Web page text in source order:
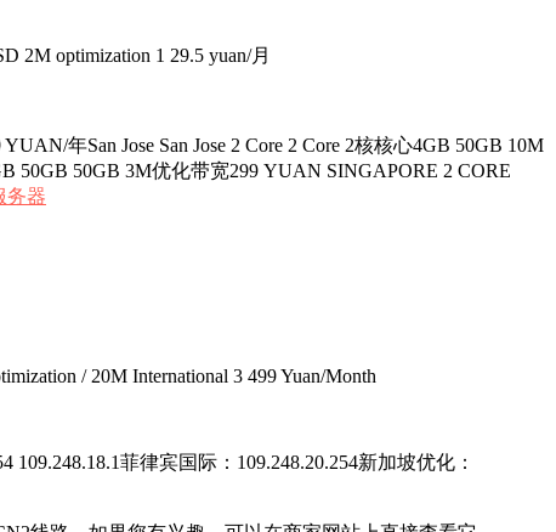
2M optimization 1 29.5 yuan/月
年San Jose San Jose 2 Core 2 Core 2核核心4GB 50GB 10M
50GB 50GB 3M优化带宽299 YUAN SINGAPORE 2 CORE
务器
/ 20M International 3 499 Yuan/Month
109.248.18.1菲律宾国际：109.248.20.254新加坡优化：